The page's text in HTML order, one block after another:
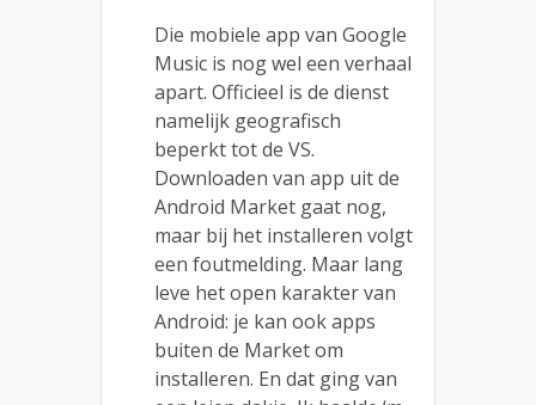
Die mobiele app van Google
Music is nog wel een verhaal
apart. Officieel is de dienst
namelijk geografisch
beperkt tot de VS.
Downloaden van app uit de
Android Market gaat nog,
maar bij het installeren volgt
een foutmelding. Maar lang
leve het open karakter van
Android: je kan ook apps
buiten de Market om
installeren. En dat ging van